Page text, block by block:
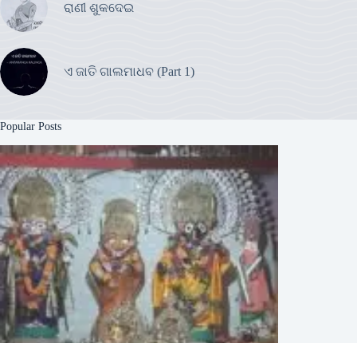
ରାଣୀ ଶୁକଦେଇ
ଏ ଜାତି ଗାଲମାଧବ (Part 1)
Popular Posts